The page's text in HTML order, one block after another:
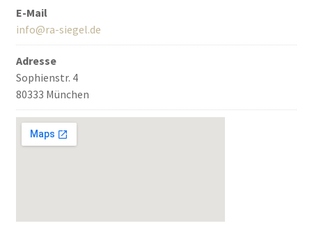
E-Mail
info@ra-siegel.de
Adresse
Sophienstr. 4
80333 München